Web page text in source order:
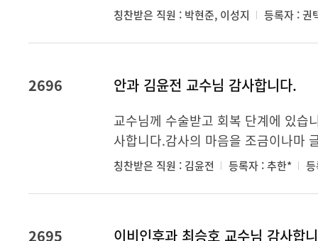
칭찬받은 직원 : 박현준, 이성지 등록자 : 권
2696 안과 김윤전 교수님 감사합니다.
교수님께 수술받고 회복 단계에 있습
사합니다.감사의 마음을 조금이나마
칭찬받은 직원 : 김윤전 등록자 : 추한*
2695 이비인후과 최승호 교수님 감사합